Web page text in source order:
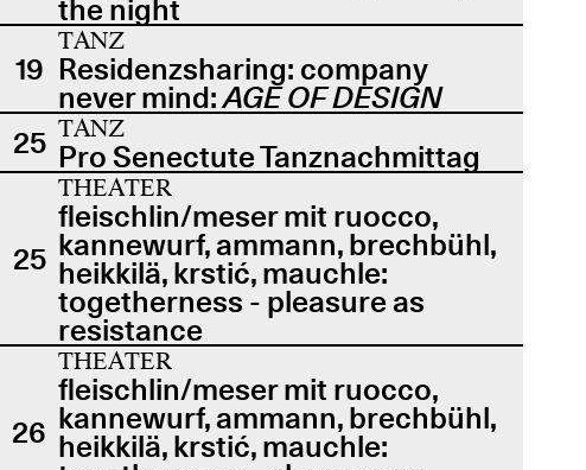
the night
19
TANZ
Residenzsharing: company
never mind:AGE OF DESIGN
25 TANZ
Pro Senectute Tanznachmittag
25
THEATER
fleischlin/meser mit ruocco,
kannewurf, ammann, brechbühl,
heikkilä, krstić, mauchle:
togetherness - pleasure as
resistance
26
THEATER
fleischlin/meser mit ruocco,
kannewurf, ammann, brechbühl,
heikkilä, krstić, mauchle: